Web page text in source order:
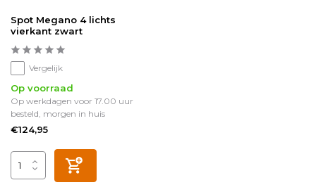
Spot Megano 4 lichts
vierkant zwart
Vergelijk
Op voorraad
Op werkdagen voor 17.00 uur
besteld, morgen in huis
€124,95